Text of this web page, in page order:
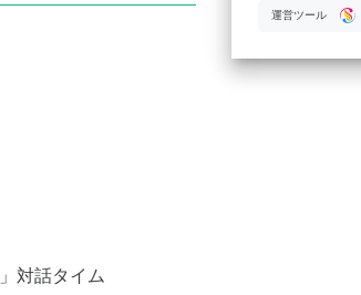
対話タイム
運営ツール